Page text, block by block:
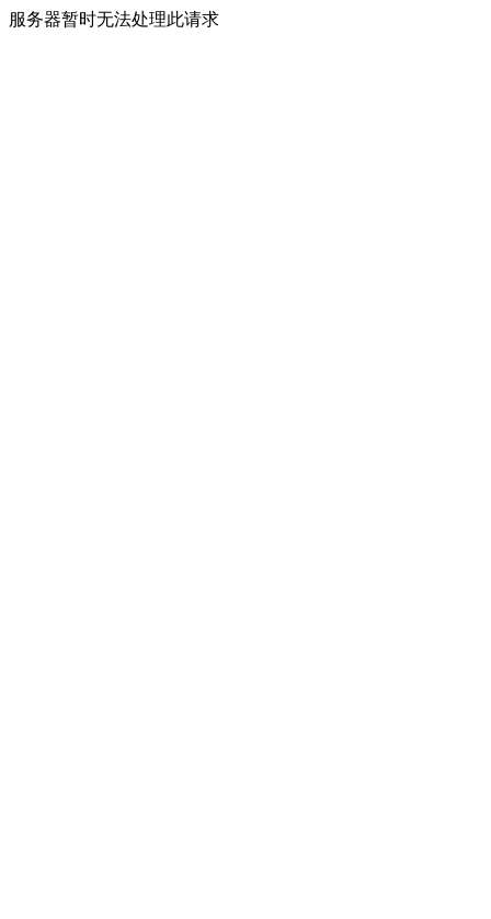
服务器暂时无法处理此请求